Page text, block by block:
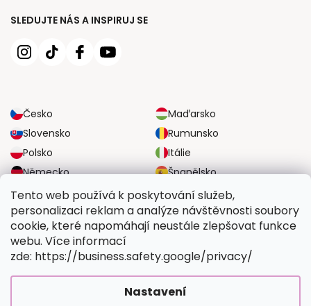
Tento web používá k poskytování služeb,
personalizaci reklam a analýze návštěvnosti soubory
cookie, které napomáhají neustále zlepšovat funkce
webu. Více informací
zde: https://business.safety.google/privacy/
Nastavení
SLEDUJTE NÁS A INSPIRUJ SE
Česko
Maďarsko
Slovensko
Rumunsko
Polsko
Itálie
Německo
Španělsko
Velká Británie
Rakousko
SPOLEHLIVÉ MOŽNOSTI DOPRAVY
BEZPEČNÉ MOŽNOSTI PLATBY